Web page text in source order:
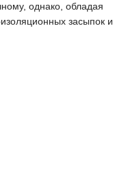
однако, обладая
засыпок и